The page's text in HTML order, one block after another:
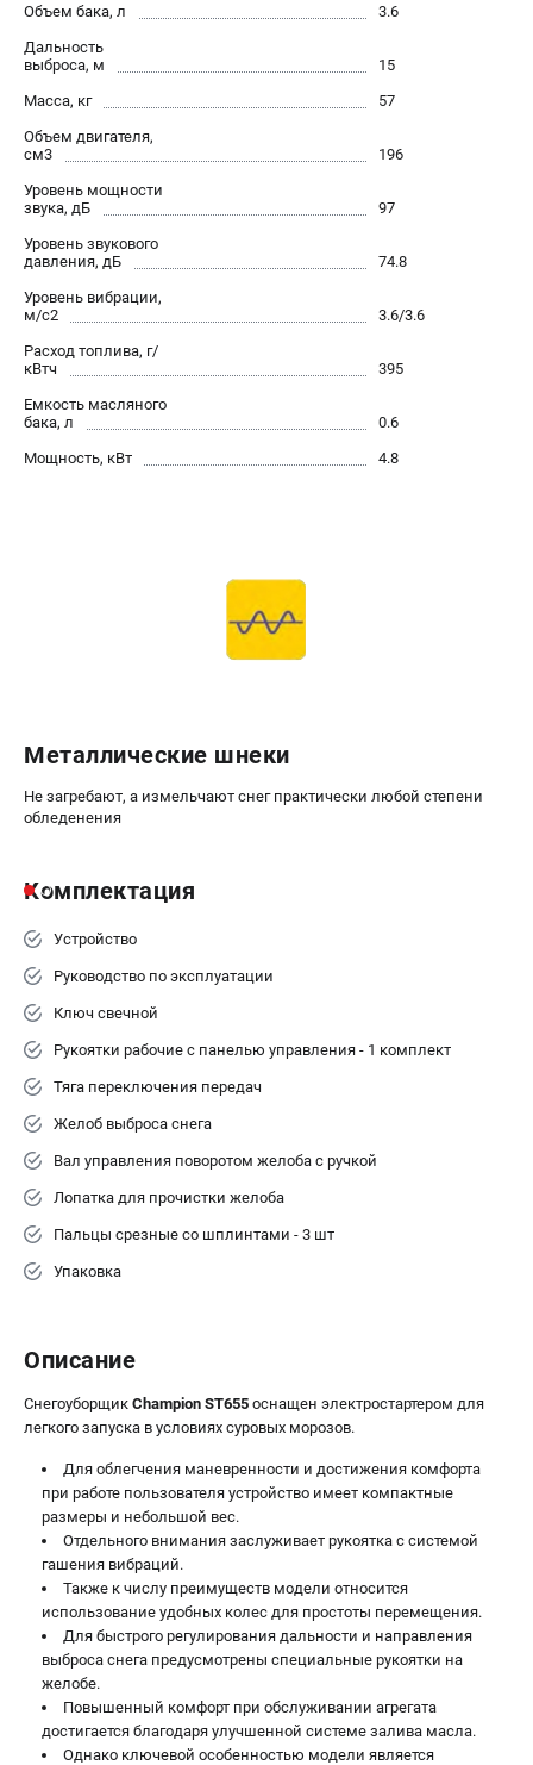
вс - выходной
+7 (8112) 59-12-69
zakaz@championmarket.ru
Объем бака, л
3.6
Дальность
выброса, м
15
Масса, кг
57
Объем двигателя,
см3
196
Уровень мощности
звука, дБ
97
Уровень звукового
давления, дБ
74.8
Уровень вибрации,
м/с2
3.6/3.6
Расход топлива, г/
кВтч
395
Емкость масляного
бака, л
0.6
Мощность, кВт
4.8
Металлические шнеки
Не загребают, а измельчают снег практически любой степени
обледенения
Комплектация
Устройство
Руководство по эксплуатации
Ключ свечной
Рукоятки рабочие с панелью управления - 1 комплект
Тяга переключения передач
Желоб выброса снега
Вал управления поворотом желоба с ручкой
Лопатка для прочистки желоба
Пальцы срезные со шплинтами - 3 шт
Упаковка
Описание
Снегоуборщик Champion ST655 оснащен электростартером для
легкого запуска в условиях суровых морозов.
Для облегчения маневренности и достижения комфорта
при работе пользователя устройство имеет компактные
размеры и небольшой вес.
Отдельного внимания заслуживает рукоятка с системой
гашения вибраций.
Также к числу преимуществ модели относится
использование удобных колес для простоты перемещения.
Для быстрого регулирования дальности и направления
выброса снега предусмотрены специальные рукоятки на
желобе.
Повышенный комфорт при обслуживании агрегата
достигается благодаря улучшенной системе залива масла.
Однако ключевой особенностью модели является